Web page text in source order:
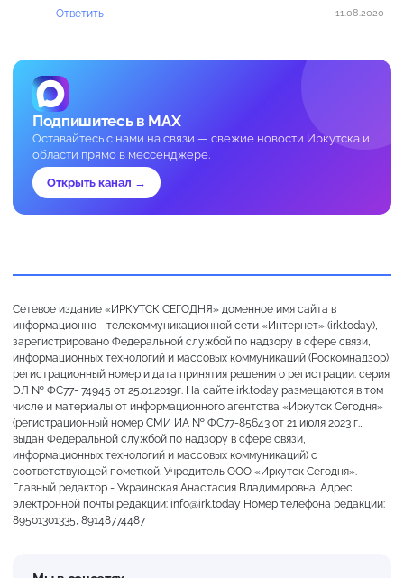
Ответить 11.08.2020
Подпишитесь в MAX
Оставайтесь с нами на связи — свежие новости Иркутска и
области прямо в мессенджере.
Открыть канал →
Сетевое издание «ИРКУТСК СЕГОДНЯ» доменное имя сайта в
информационно - телекоммуникационной сети «Интернет» (irk.today),
зарегистрировано Федеральной службой по надзору в сфере связи,
информационных технологий и массовых коммуникаций (Роскомнадзор),
регистрационный номер и дата принятия решения о регистрации: серия
ЭЛ № ФС77- 74945 от 25.01.2019г. На сайте irk.today размещаются в том
числе и материалы от информационного агентства «Иркутск Сегодня»
(регистрационный номер СМИ ИА № ФС77-85643 от 21 июля 2023 г.,
выдан Федеральной службой по надзору в сфере связи,
информационных технологий и массовых коммуникаций) с
соответствующей пометкой. Учредитель ООО «Иркутск Сегодня».
Главный редактор - Украинская Анастасия Владимировна. Адрес
электронной почты редакции: info@irk.today Номер телефона редакции:
89501301335, 89148774487